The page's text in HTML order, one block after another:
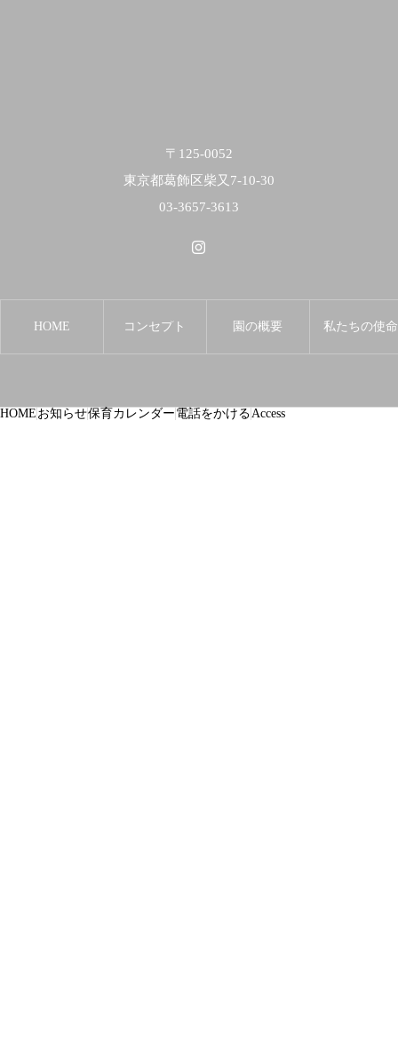
〒125-0052
東京都葛飾区柴又7-10-30
03-3657-3613
HOME コンセプト 園の概要 私たちの使命
HOME お知らせ保育カレンダー 電話をかけるAccess